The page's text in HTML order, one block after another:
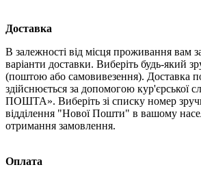
Доставка
В залежності від місця проживання вам
варіанти доставки. Виберіть будь-який
(поштою або самовивезення). Доставка
здійснюється за допомогою
ПОШТА». Виберіть зі списку номер
відділення "Нової Пошти" в вашому
отримання замовлення.
Оплата